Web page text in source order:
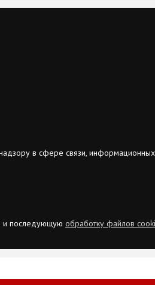
в сфере связи, информационных
и последующую обработку файлов